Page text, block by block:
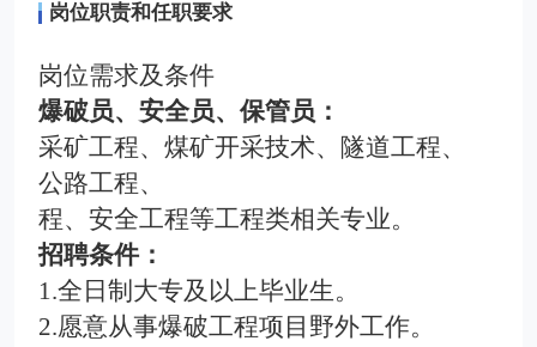
岗位职责和任职要求
岗位需求及条件
爆破员、安全员、保管员 ：
采矿工程、 煤矿开采技术、隧道工程、
公路工程、
程、安全工程等工程类相关专业。
招聘条件：
1.全日制 大专及以上毕业生。
2.愿意从事爆破工程项目野外工作。